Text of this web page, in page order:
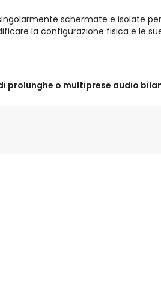
schermate e isolate
la configurazione fisica e le
prolunghe o multiprese audio